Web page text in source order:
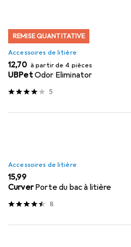
REMISE QUANTITATIVE
Accessoires de litière
EUR
12,70 à partir de 4 pièces
UBPetOdor Eliminator
5
Accessoires de litière
EUR
15,99
Curver Porte du bac à litière
8